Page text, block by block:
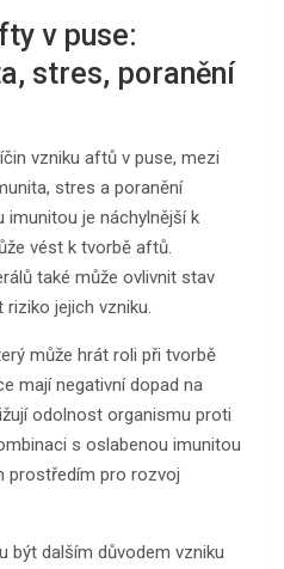
v puse:
stres, poranění
vzniku aftů v puse, mezi
stres a poranění
imunitou je náchylnější k
vést k tvorbě aftů.
také může ovlivnit stav
jejich vzniku.
může hrát roli při tvorbě
mají negativní dopad na
odolnost organismu proti
s oslabenou imunitou
prostředím pro rozvoj
být dalším důvodem vzniku